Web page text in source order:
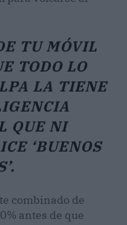
TU MÓVIL
TODO LO
LA TIENE
QUE NI
‘BUENOS
combinado de
antes de que